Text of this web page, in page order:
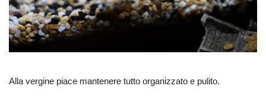
Alla vergine piace mantenere tutto organizzato e pulito.